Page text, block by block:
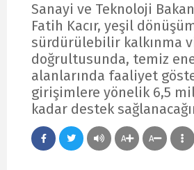
Sanayi ve Teknoloji
Fatih Kacır, yeşil
sürdürülebilir kalkınma
doğrultusunda, temiz
alanlarında faaliyet
girişimlere yönelik 6,5
kadar destek
A A